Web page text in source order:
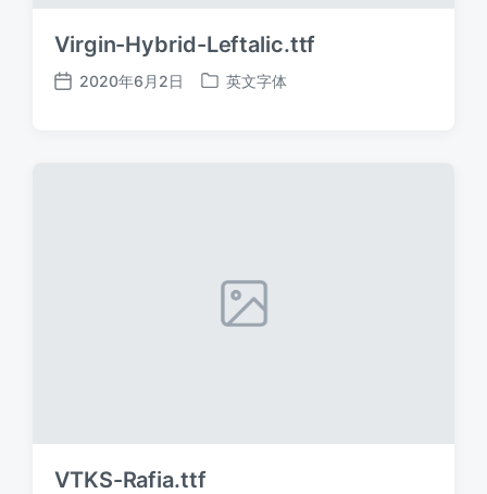
Virgin-Hybrid-Leftalic.ttf
发
2020年6月2日
发
英文字体
VTKS-Rafia.ttf